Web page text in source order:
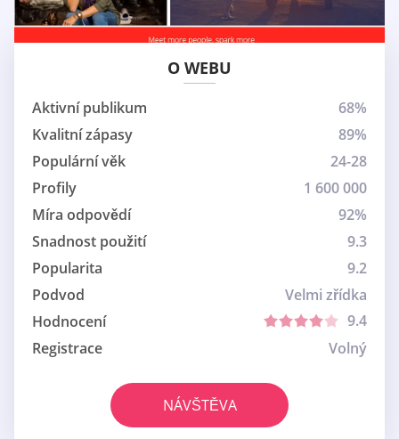
O WEBU
Aktivní publikum
68%
Kvalitní zápasy
89%
Populární věk
24-28
Profily
1 600 000
Míra odpovědí
92%
Snadnost použití
9.3
Popularita
9.2
Podvod
Velmi zřídka
Hodnocení
9.4
Registrace
Volný
NÁVŠTĚVA